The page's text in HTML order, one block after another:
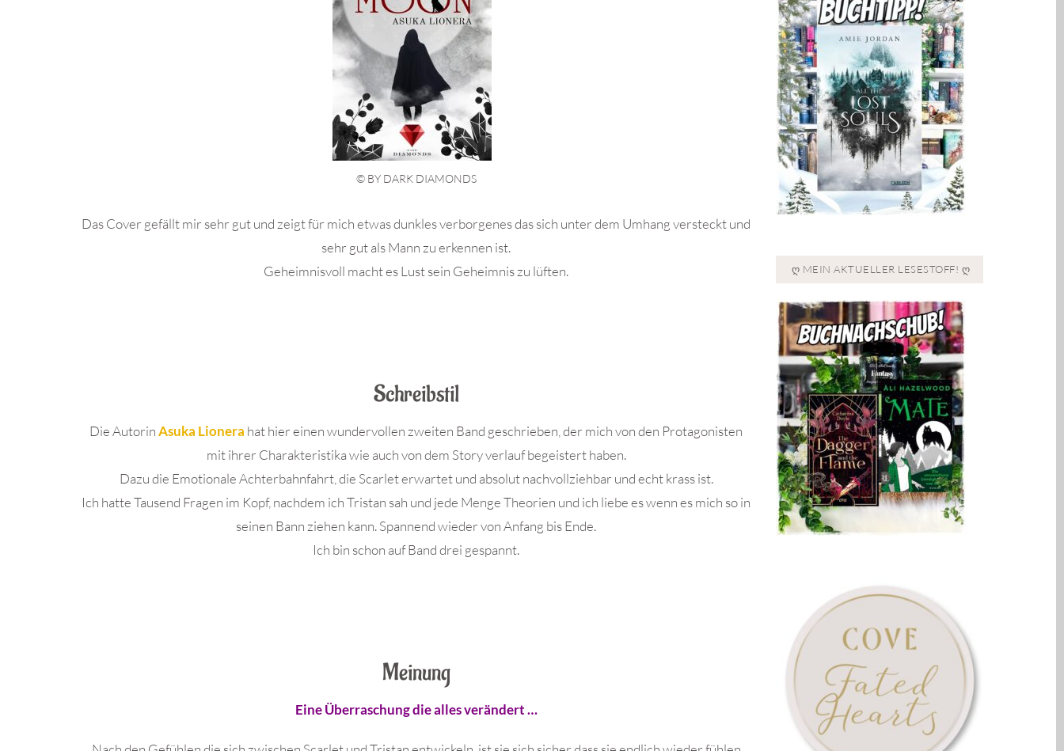
© BY DARK DIAMONDS
Das Cover gefällt mir sehr gut und zeigt für mich etwas dunkles verborgenes das sich unter dem Umhang versteckt und
sehr gut als Mann zu erkennen ist.
Geheimnisvoll macht es Lust sein Geheimnis zu lüften.
Schreibstil
Die AutorinAsuka Lionera hat hier einen wundervollen zweiten Band geschrieben, der mich von den Protagonisten
mit ihrer Charakteristika wie auch von dem Story verlauf begeistert haben.
Dazu die Emotionale Achterbahnfahrt, die Scarlet erwartet und absolut nachvollziehbar und echt krass ist.
Ich hatte Tausend Fragen im Kopf, nachdem ich Tristan sah und jede Menge Theorien und ich liebe es wenn es mich so in
seinen Bann ziehen kann. Spannend wieder von Anfang bis Ende.
Ich bin schon auf Band drei gespannt.
Meinung
Eine Überraschung die alles verändert …
Ღ MEIN AKTUELLER LESESTOFF! Ღ